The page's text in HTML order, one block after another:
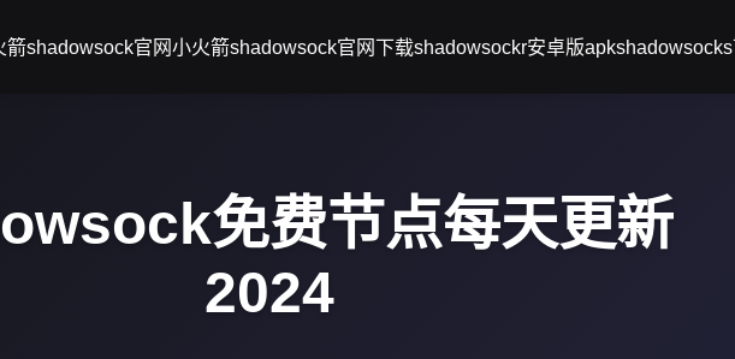
箭shadowsock官网小火箭shadowsock官网下载shadowsockr安卓版apk
免费节点每天更新
2024